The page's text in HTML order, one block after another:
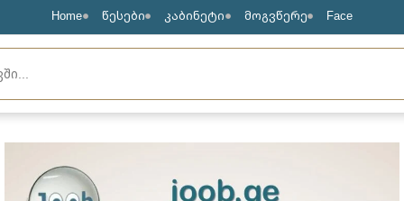
Home წესები კაბინეტი მოგვწერე Face